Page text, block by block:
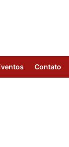
Contato